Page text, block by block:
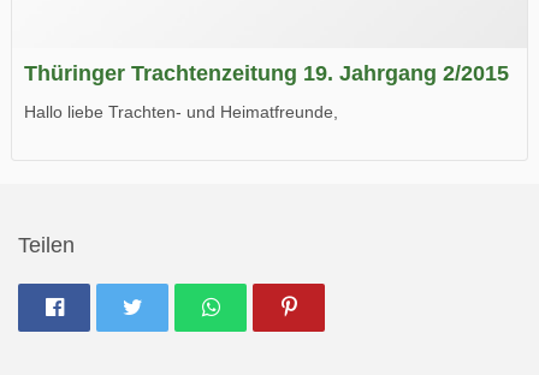
Thüringer Trachtenzeitung 19. Jahrgang 2/2015
Hallo liebe Trachten- und Heimatfreunde,
Teilen